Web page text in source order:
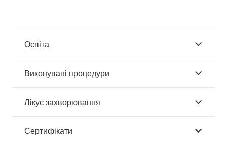
Освіта
Виконувані процедури
Лікує захворювання
Сертифікати